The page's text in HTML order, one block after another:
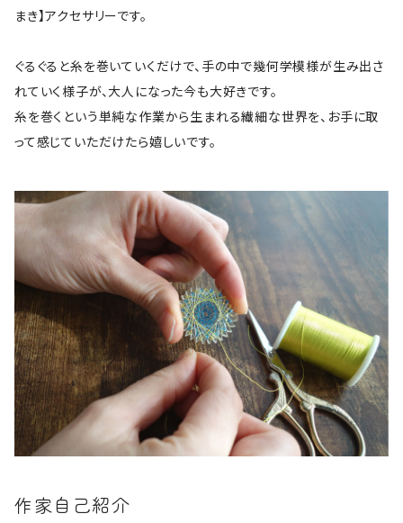
まき】アクセサリーです。
ぐるぐると糸を巻いていくだけで、手の中で幾何学模様が生み出さ
れていく様子が、大人になった今も大好きです。
糸を巻くという単純な作業から生まれる繊細な世界を、お手に取
って感じていただけたら嬉しいです。
作家自己紹介